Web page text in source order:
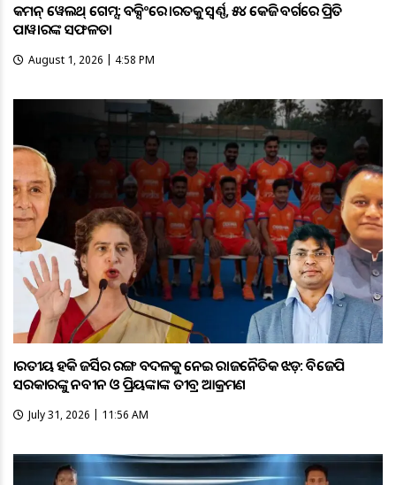
କମନ୍ ୱେଲଥ୍ ଗେମ୍ସ: ବକ୍ସିଂରେ ଭାରତକୁ ସ୍ବର୍ଣ୍ଣ, ୫୪ କେଜି ବର୍ଗରେ ପ୍ରିତି
ପାୱାରଙ୍କ ସଫଳତା
August 1, 2026 | 4:58 PM
ଭାରତୀୟ ହକି ଜର୍ସିର ରଙ୍ଗ ବଦଳକୁ ନେଇ ରାଜନୈତିକ ଝଡ଼: ବିଜେପି
ସରକାରଙ୍କୁ ନବୀନ ଓ ପ୍ରିୟଙ୍କାଙ୍କ ତୀବ୍ର ଆକ୍ରମଣ
July 31, 2026 | 11:56 AM